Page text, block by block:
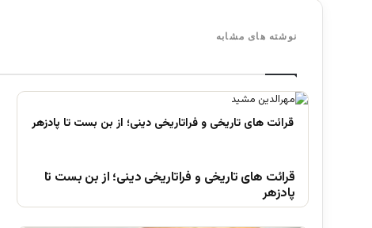
نوشته های مشابه
قرائت های تاریخی و فراتاریخی دینی؛ از بن بست تا
پادزهر